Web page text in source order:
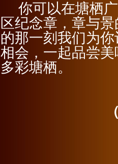
你可以在塘栖广
区纪念章，章与
的那一刻我们为
相会，一起品尝
多彩塘栖。